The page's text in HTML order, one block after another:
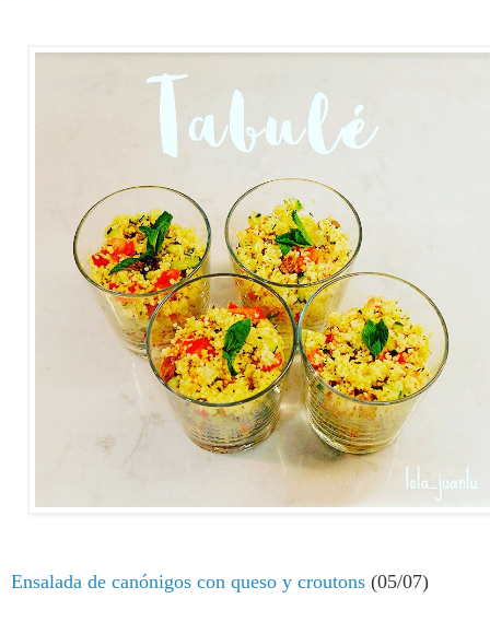
Ensalada de canónigos con queso y croutons (05/07)